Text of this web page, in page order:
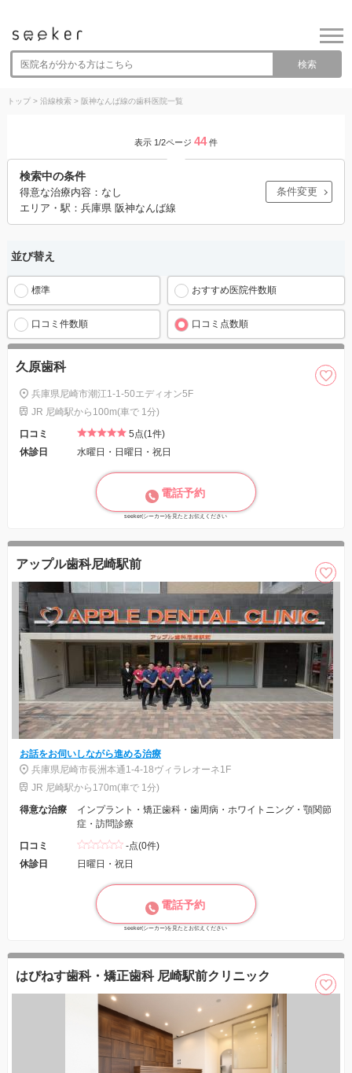
検索
トップ> 沿線検索> 阪神なんば線の歯科医院一覧
表示 1/2ページ 44 件
検索中の条件
得意な治療内容：なし
エリア・駅：兵庫県 阪神なんば線
条件変更
並び替え
標準 おすすめ医院件数順
口コミ件数順 口コミ点数順
久原歯科
兵庫県尼崎市潮江1-1-50エディオン5F
JR 尼崎駅から100m(車で 1分)
口コミ
5点(1件)
休診日
水曜日・日曜日・祝日
電話予約
seeker(シーカー)を見たとお伝えください
アップル歯科尼崎駅前
お話をお伺いしながら進める治療
兵庫県尼崎市長洲本通1-4-18ヴィラレオーネ1F
JR 尼崎駅から170m(車で 1分)
得意な治療
インプラント・矯正歯科・歯周病・ホワイトニング・顎関節
症・訪問診療
口コミ
-点(0件)
休診日
日曜日・祝日
電話予約
seeker(シーカー)を見たとお伝えください
はぴねす歯科・矯正歯科 尼崎駅前クリニック